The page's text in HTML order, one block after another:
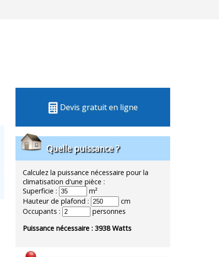
Devis gratuit en ligne
Quelle puissance ?
Calculez la puissance nécessaire pour la
climatisation d'une pièce :
Superficie :
m²
Hauteur de plafond :
cm
Occupants :
personnes
Puissance nécessaire :3938Watts